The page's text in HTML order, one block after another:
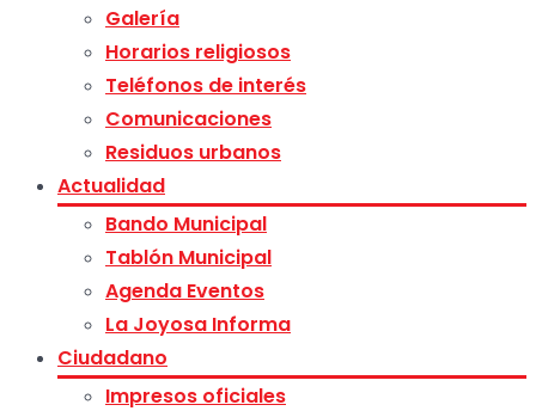
Galería
Horarios religiosos
Teléfonos de interés
Comunicaciones
Residuos urbanos
Actualidad
Bando Municipal
Tablón Municipal
Agenda Eventos
La Joyosa Informa
Ciudadano
Impresos oficiales